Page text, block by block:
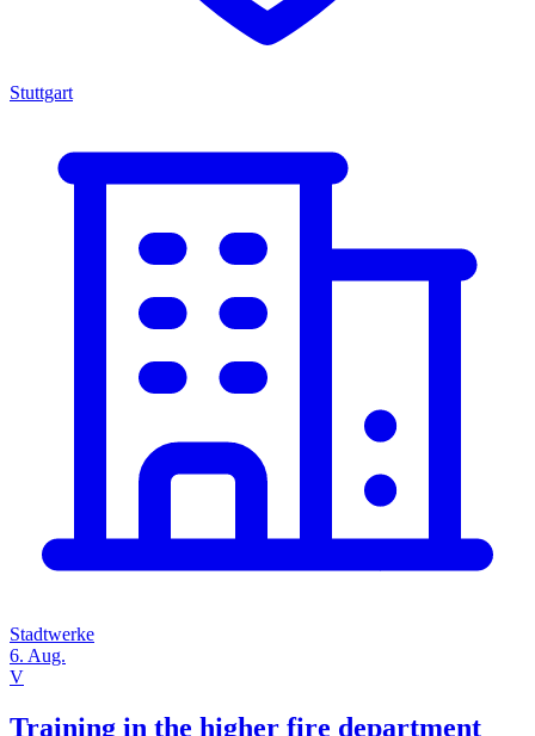
Stuttgart
Stadtwerke
6. Aug.
V
Training in the higher fire department